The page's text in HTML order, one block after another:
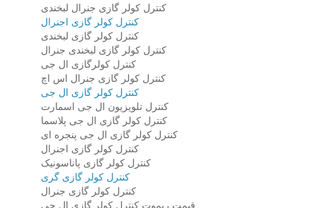
کنترل کولر گازی جنرال لبخندی
کنترل کولر گازی اجنرال
کنترل کولر گازی لبخندی
کنترل کولر گازی لبخندی جنرال
کنترل کولرگازی ال جی
کنترل کولر گازی جنرال اس اچ
کنترل کولر گازی ال جی
کنترل تلویزیون ال جی اسمارت
کنترل کولر گازی ال جی پلاسما
کنترل کولر گازی ال جی پنجره ای
کنترل کولر گازی اجنرال
کنترل کولر گازی پاناسونیک
کنترل کولر گازی گری
کنترل کولر گازی جنرال
قیمت ریموت کنترل کولر گازی ال جی